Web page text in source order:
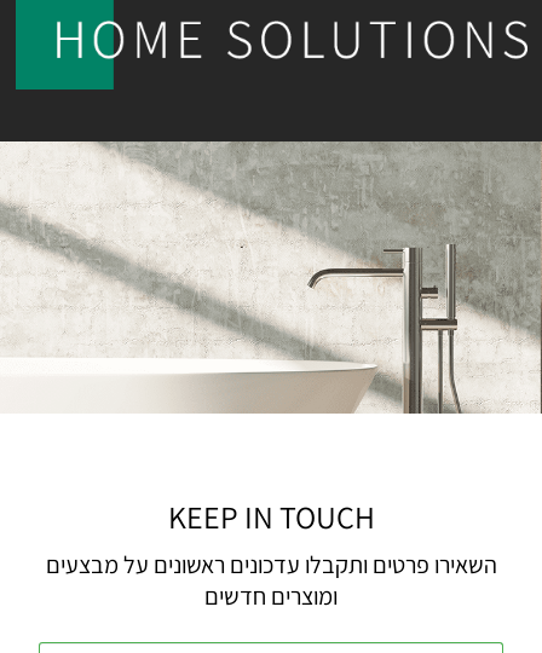
KEEP IN TOUCH
השאירו פרטים ותקבלו עדכונים ראשונים על מבצעים
ומוצרים חדשים